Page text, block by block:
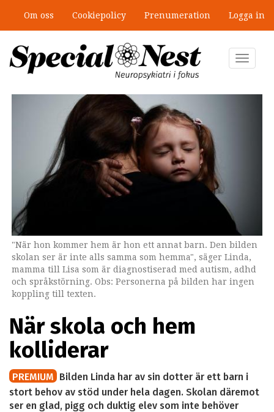
huvudinnehåll
Om oss Cookiepolicy Prenumeration Logga in
Toggle
"När hon kommer hem är hon ett annat barn. Den bilden
skolan ser är inte alls samma som hemma", säger Linda,
mamma till Lisa som är diagnostiserad med autism, adhd
och språkstörning. Obs: Personerna på bilden har ingen
koppling till texten.
När skola och hem
kolliderar
PREMIUM Bilden Linda har av sin dotter är ett barn i
stort behov av stöd under hela dagen. Skolan däremot
ser en glad, pigg och duktig elev som inte behöver
”Jobbet gick bra – just därför togs
stödet bort”